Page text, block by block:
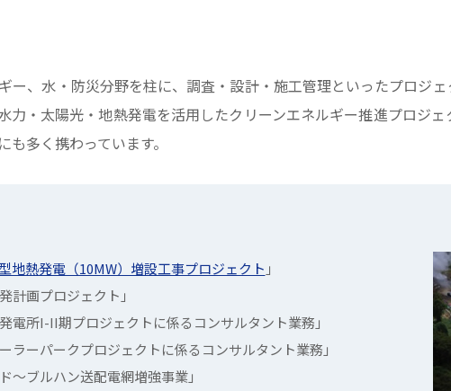
ー、水・防災分野を柱に、調査・設計・施工管理といったプロジ
力・太陽光・地熱発電を活用したクリーンエネルギー推進プロジ
多く携わっています。
地熱発電（10MW）増設工事プロジェクト 」
計画プロジェクト」
電所I-II期プロジェクトに係るコンサルタント業務」
ラーパークプロジェクトに係るコンサルタント業務」
～ブルハン送配電網増強事業」